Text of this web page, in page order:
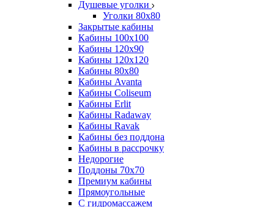
Душевые уголки
Уголки 80х80
Закрытые кабины
Кабины 100x100
Кабины 120x90
Кабины 120х120
Кабины 80х80
Кабины Avanta
Кабины Coliseum
Кабины Erlit
Кабины Radaway
Кабины Ravak
Кабины без поддона
Кабины в рассрочку
Недорогие
Поддоны 70x70
Премиум кабины
Прямоугольные
С гидромассажем